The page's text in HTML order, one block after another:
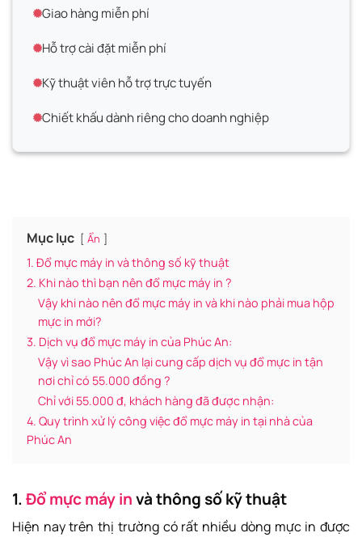
Giao hàng miễn phí
Hỗ trợ cài đặt miễn phí
Kỹ thuật viên hỗ trợ trực tuyến
Chiết khấu dành riêng cho doanh nghiệp
Mục lục Ẩn
1. Đổ mực máy in và thông số kỹ thuật
2. Khi nào thì bạn nên đổ mực máy in ?
Vậy khi nào nên đổ mực máy in và khi nào phải mua hộp
mực in mới?
3. Dịch vụ đổ mực máy in của Phúc An:
Vậy vì sao Phúc An lại cung cấp dịch vụ đổ mực in tận
nơi chỉ có 55.000 đồng ?
Chỉ với 55.000 đ, khách hàng đã được nhận:
4. Quy trình xử lý công việc đổ mực máy in tại nhà của
Phúc An
1.Đổ mực máy invà thông số kỹ thuật
Hiện nay trên thị trường có rất nhiều dòng mực in được